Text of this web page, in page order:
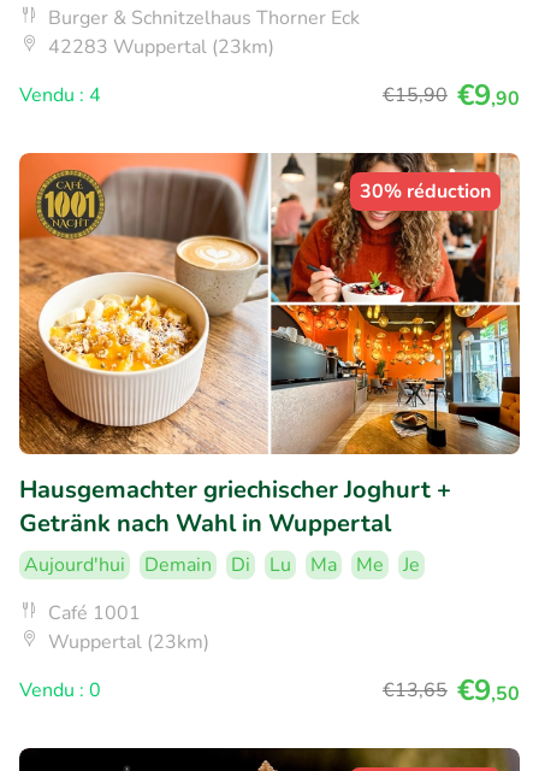
Burger & Schnitzelhaus Thorner Eck
42283 Wuppertal (23km)
Vendu : 4
€15,90 €9,90
30% réduction
Hausgemachter griechischer Joghurt +
Getränk nach Wahl in Wuppertal
Aujourd'hui Demain Di Lu Ma Me
Je
Café 1001
Wuppertal (23km)
Vendu : 0
€13,65 €9,50